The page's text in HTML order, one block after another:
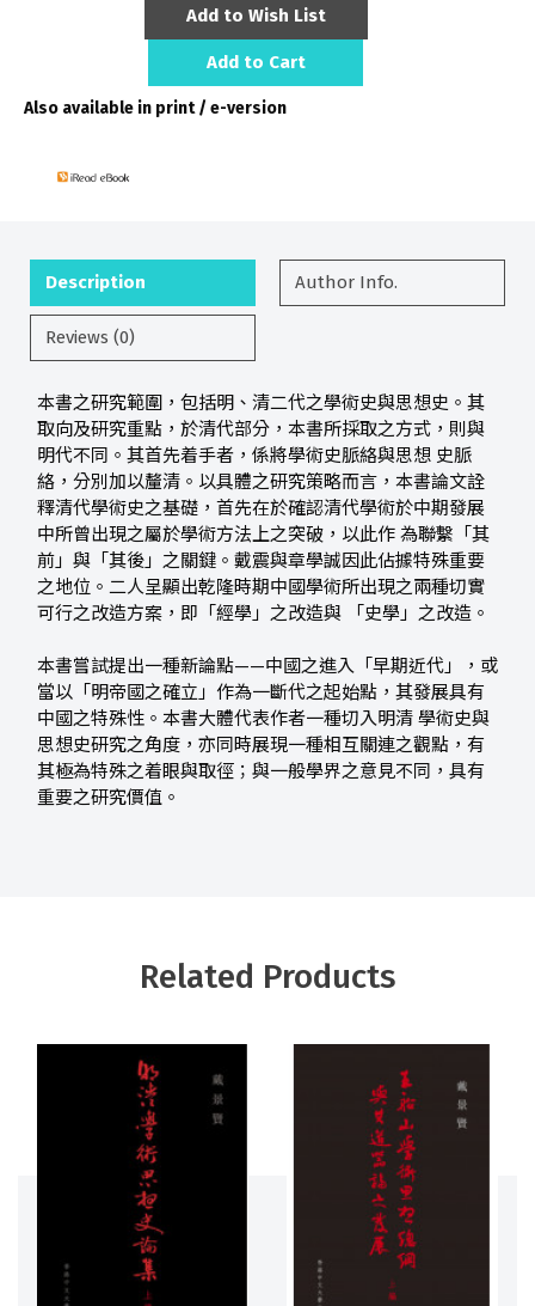
Add to Wish List
Add to Cart
Also available in print / e-version
Description Author Info.
Reviews (0)
本書之研究範圍，包括明、清二代之學術史與思想史。其
取向及研究重點，於清代部分，本書所採取之方式，則與
明代不同。其首先着手者，係將學術史脈絡與思想 史脈
絡，分別加以釐清。以具體之研究策略而言，本書論文詮
釋清代學術史之基礎，首先在於確認清代學術於中期發展
中所曾出現之屬於學術方法上之突破，以此作 為聯繫「其
前」與「其後」之關鍵。戴震與章學誠因此佔據特殊重要
之地位。二人呈顯出乾隆時期中國學術所出現之兩種切實
可行之改造方案，即「經學」之改造與 「史學」之改造。
本書嘗試提出一種新論點——中國之進入「早期近代」，或
當以「明帝國之確立」作為一斷代之起始點，其發展具有
中國之特殊性。本書大體代表作者一種切入明清 學術史與
思想史研究之角度，亦同時展現一種相互關連之觀點，有
其極為特殊之着眼與取徑；與一般學界之意見不同，具有
重要之研究價值。
Related Products